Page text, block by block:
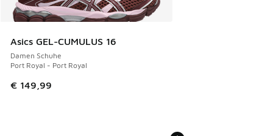
Asics GEL-CUMULUS 16
Damen Schuhe
Port Royal - Port Royal
€ 149,99